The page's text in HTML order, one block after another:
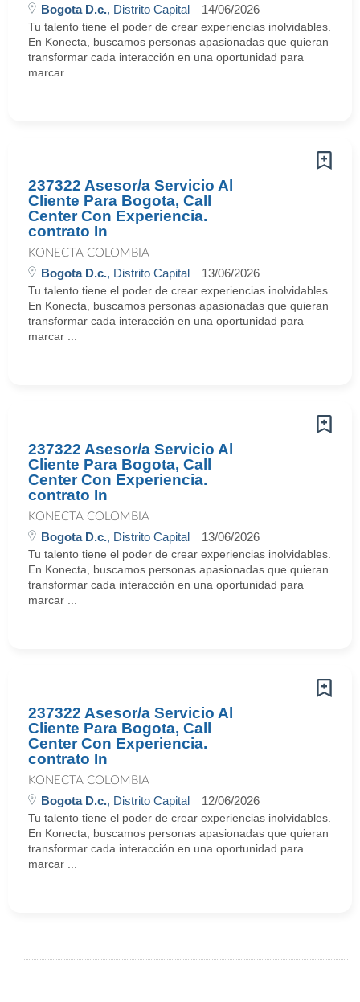
Bogota D.c., Distrito Capital 14/06/2026
Tu talento tiene el poder de crear experiencias inolvidables.
En Konecta, buscamos personas apasionadas que quieran
transformar cada interacción en una oportunidad para
marcar ...
237322 Asesor/a Servicio Al
Cliente Para Bogota, Call
Center Con Experiencia.
contrato In
KONECTA COLOMBIA
Bogota D.c., Distrito Capital 13/06/2026
Tu talento tiene el poder de crear experiencias inolvidables.
En Konecta, buscamos personas apasionadas que quieran
transformar cada interacción en una oportunidad para
marcar ...
237322 Asesor/a Servicio Al
Cliente Para Bogota, Call
Center Con Experiencia.
contrato In
KONECTA COLOMBIA
Bogota D.c., Distrito Capital 13/06/2026
Tu talento tiene el poder de crear experiencias inolvidables.
En Konecta, buscamos personas apasionadas que quieran
transformar cada interacción en una oportunidad para
marcar ...
237322 Asesor/a Servicio Al
Cliente Para Bogota, Call
Center Con Experiencia.
contrato In
KONECTA COLOMBIA
Bogota D.c., Distrito Capital 12/06/2026
Tu talento tiene el poder de crear experiencias inolvidables.
En Konecta, buscamos personas apasionadas que quieran
transformar cada interacción en una oportunidad para
marcar ...